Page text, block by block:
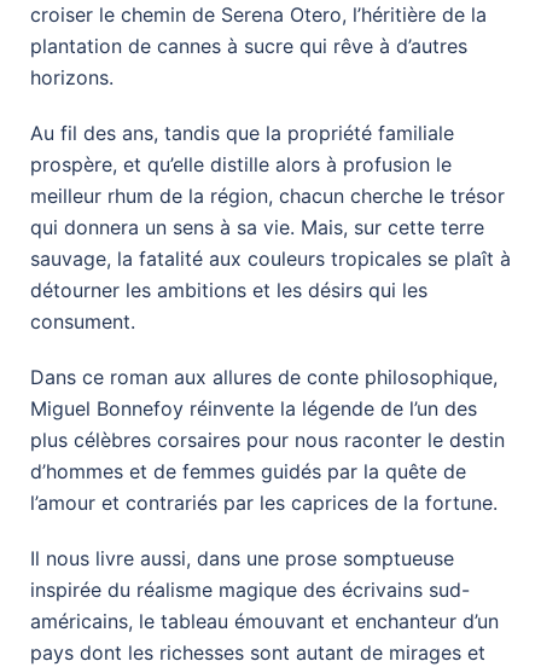
croiser le chemin de Serena Otero, l’héritière de la
plantation de cannes à sucre qui rêve à d’autres
horizons.
Au fil des ans, tandis que la propriété familiale
prospère, et qu’elle distille alors à profusion le
meilleur rhum de la région, chacun cherche le trésor
qui donnera un sens à sa vie. Mais, sur cette terre
sauvage, la fatalité aux couleurs tropicales se plaît à
détourner les ambitions et les désirs qui les
consument.
Dans ce roman aux allures de conte philosophique,
Miguel Bonnefoy réinvente la légende de l’un des
plus célèbres corsaires pour nous raconter le destin
d’hommes et de femmes guidés par la quête de
l’amour et contrariés par les caprices de la fortune.
Il nous livre aussi, dans une prose somptueuse
inspirée du réalisme magique des écrivains sud-
américains, le tableau émouvant et enchanteur d’un
pays dont les richesses sont autant de mirages et